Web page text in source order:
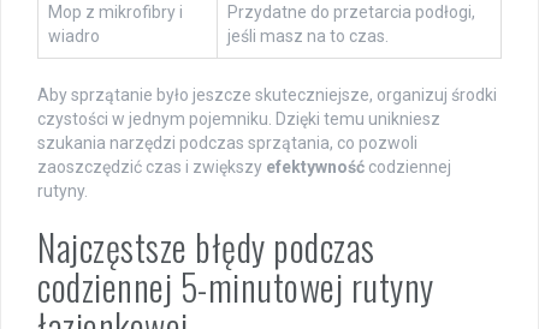
Mop z mikrofibry i
wiadro
Przydatne do przetarcia podłogi,
jeśli masz na to czas.
Aby sprzątanie było jeszcze skuteczniejsze, organizuj środki
czystości w jednym pojemniku. Dzięki temu unikniesz
szukania narzędzi podczas sprzątania, co pozwoli
zaoszczędzić czas i zwiększy efektywność codziennej
rutyny.
Najczęstsze błędy podczas
codziennej 5-minutowej rutyny